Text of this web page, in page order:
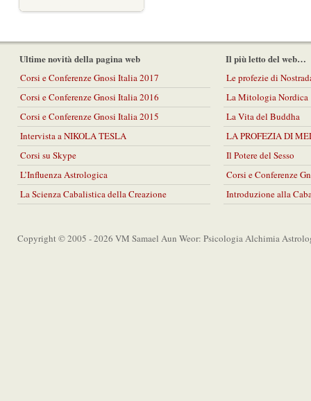
Ultime novità della pagina web
Corsi e Conferenze Gnosi Italia 2017
Corsi e Conferenze Gnosi Italia 2016
Corsi e Conferenze Gnosi Italia 2015
Intervista a NIKOLA TESLA
Corsi su Skype
L’Influenza Astrologica
La Scienza Cabalistica della Creazione
Il più letto del web…
Le profezie di
La Mitologia Nordica
La Vita del Buddha
LA PROFEZIA DI
Il Potere del Sesso
Corsi e Conferenze
Introduzione alla
Copyright © 2005 - 2026 VM Samael Aun Weor: Psicologia Alchimia